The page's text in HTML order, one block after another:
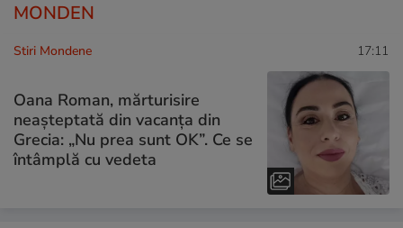
MONDEN
Stiri Mondene 17:11
Oana Roman, mărturisire
neașteptată din vacanța din
Grecia: „Nu prea sunt OK”. Ce se
întâmplă cu vedeta